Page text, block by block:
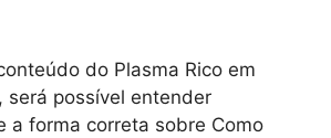
do Plasma Rico em
será possível entender
a forma correta sobre Como